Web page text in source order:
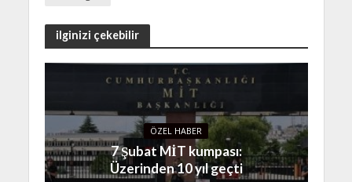
ilginizi çekebilir
ÖZEL HABER
7 Şubat MİT kumpası:
Üzerinden 10 yıl geçti